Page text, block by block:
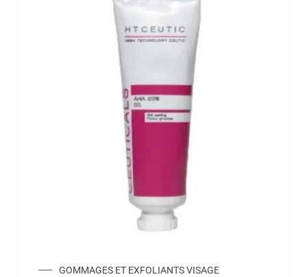
GOMMAGES ET EXFOLIANTS VISAGE